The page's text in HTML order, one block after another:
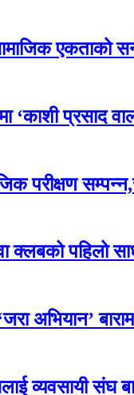
एकताको
‘काशी प्रसाद
परीक्षण
पहिलो
अभियान’
व्यवसायी संघ